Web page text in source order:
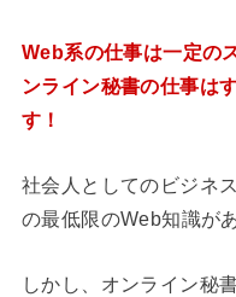
Web系の仕事は一定の
ンライン秘書の仕事は
す！
社会人としてのビジネ
の最低限のWeb知識が
しかし、オンライン秘